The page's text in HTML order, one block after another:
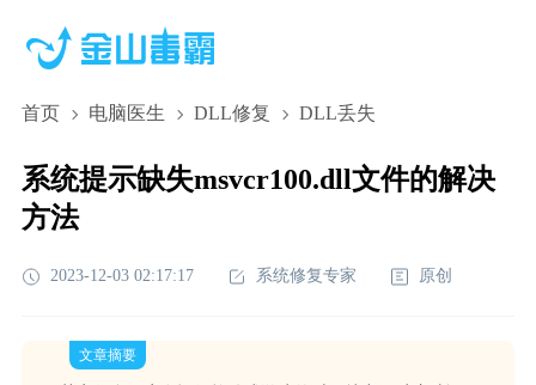
首页 电脑医生 DLL修复 DLL丢失
系统提示缺失msvcr100.dll文件的解决
方法
2023-12-03 02:17:17 系统修复专家 原创
文章摘要